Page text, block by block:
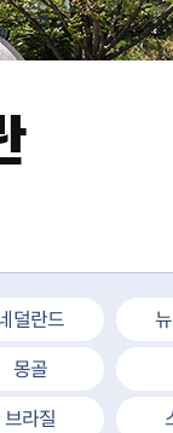
덜란드
몽골
브라질